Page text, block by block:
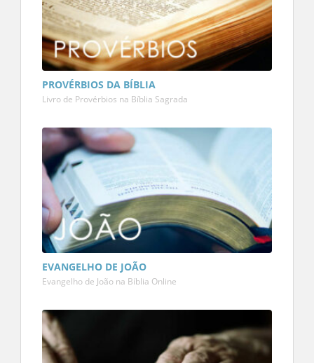
PROVÉRBIOS DA BÍBLIA
Livro de Provérbios na Bíblia Sagrada
EVANGELHO DE JOÃO
Evangelho de João na Bíblia Online